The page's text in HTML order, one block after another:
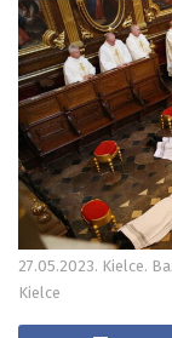
27.05.2023. Kielce.
Kielce